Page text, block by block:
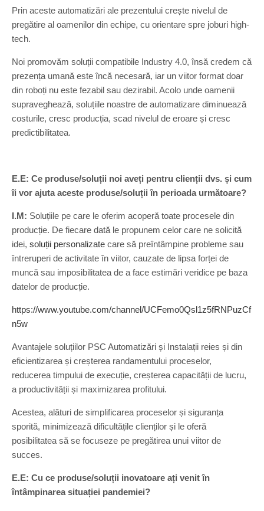
Prin aceste automatizări ale prezentului crește nivelul de
pregătire al oamenilor din echipe, cu orientare spre joburi high-
tech.
Noi promovăm soluții compatibile Industry 4.0, însă credem că
prezența umană este încă necesară, iar un viitor format doar
din roboți nu este fezabil sau dezirabil. Acolo unde oamenii
supraveghează, soluțiile noastre de automatizare diminuează
costurile, cresc producția, scad nivelul de eroare și cresc
predictibilitatea.
E.E: Ce produse/soluții noi aveți pentru clienții dvs. și cum
îi vor ajuta aceste produse/soluții în perioada următoare?
I.M: Soluțiile pe care le oferim acoperă toate procesele din
producție. De fiecare dată le propunem celor care ne solicită
idei, soluții personalizate care să preîntâmpine probleme sau
întreruperi de activitate în viitor, cauzate de lipsa forței de
muncă sau imposibilitatea de a face estimări veridice pe baza
datelor de producție.
https://www.youtube.com/channel/UCFemo0Qsl1z5fRNPuzCf
n5w
Avantajele soluțiilor PSC Automatizări și Instalații reies și din
eficientizarea și creșterea randamentului proceselor,
reducerea timpului de execuție, creșterea capacității de lucru,
a productivității și maximizarea profitului.
Acestea, alături de simplificarea proceselor și siguranța
sporită, minimizează dificultățile clienților și le oferă
posibilitatea să se focuseze pe pregătirea unui viitor de
succes.
E.E: Cu ce produse/soluții inovatoare ați venit în
întâmpinarea situației pandemiei?